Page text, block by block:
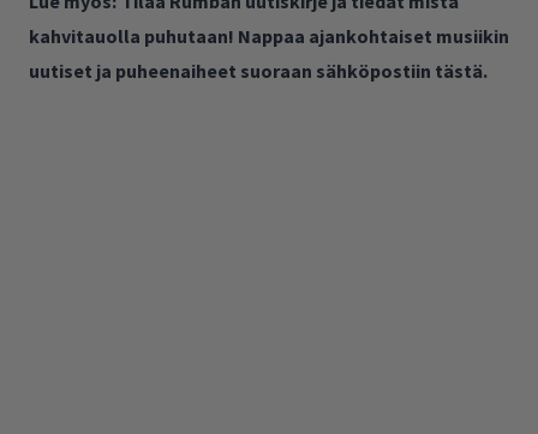
kahvitauolla puhutaan! Nappaa ajankohtaiset musiikin
uutiset ja puheenaiheet suoraan sähköpostiin tästä.